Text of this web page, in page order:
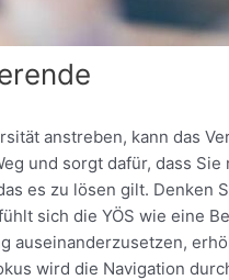
anstreben, kann das
und sorgt dafür, dass Sie
es zu lösen gilt. Denken
sich die YÖS wie eine
wird die Navigation